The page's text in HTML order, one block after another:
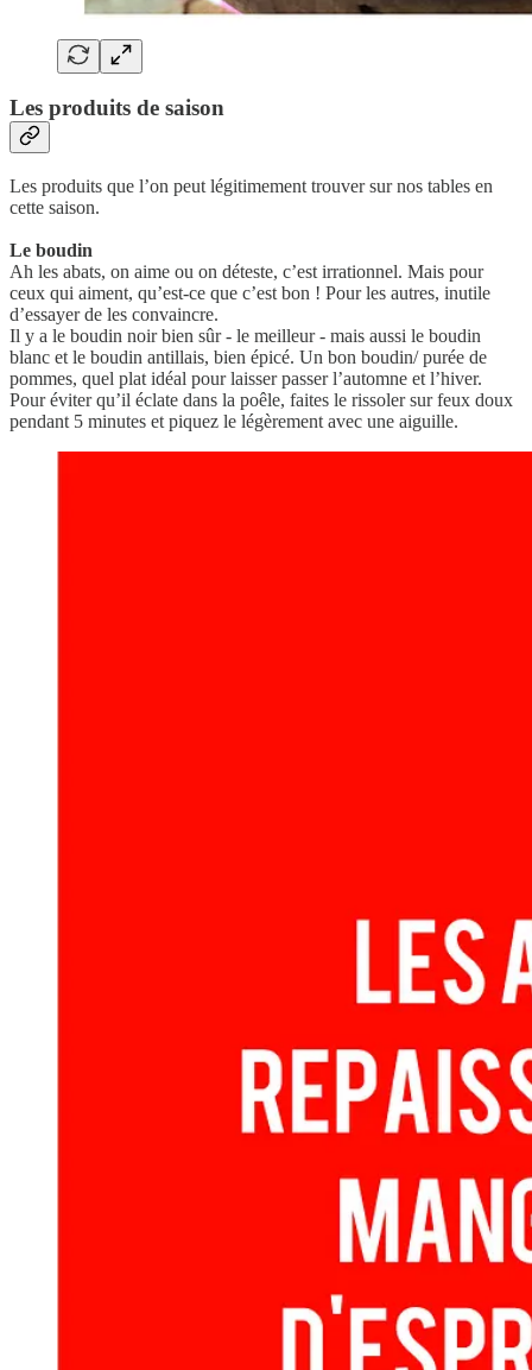
Les produits de saison
Les produits que l’on peut légitimement trouver sur nos tables en
cette saison.
Le boudin
Ah les abats, on aime ou on déteste, c’est irrationnel. Mais pour
ceux qui aiment, qu’est-ce que c’est bon ! Pour les autres, inutile
d’essayer de les convaincre.
Il y a le boudin noir bien sûr - le meilleur - mais aussi le boudin
blanc et le boudin antillais, bien épicé. Un bon boudin/ purée de
pommes, quel plat idéal pour laisser passer l’automne et l’hiver.
Pour éviter qu’il éclate dans la poêle, faites le rissoler sur feux doux
pendant 5 minutes et piquez le légèrement avec une aiguille.